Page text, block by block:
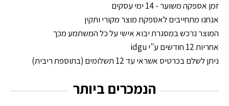
זמן אספקה משוער - 14 ימי עסקים
אנחנו מתחייבים לאספקת מוצר מקורי ותקין
המוצר נרכש במסגרת יבוא אישי על כל המשתמע מכך
אחריות 12 חודשים ע"י idgu
ניתן לשלם בכרטיס אשראי עד 12 תשלומים (בתוספת ריבית)
הנמכרים ביותר